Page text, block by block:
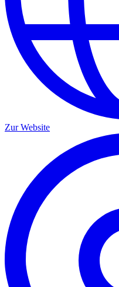
Zur Website